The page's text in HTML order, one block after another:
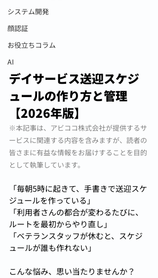
システム開発
顔認証
お役立ちコラム
AI
デイサービス送迎スケジ
ュールの作り方と管理
【2026年版】
※本記事は、アビココ株式会社が提供するサ
ービスに関連する内容を含みますが、読者の
皆さまに有益な情報をお届けすることを目的
として執筆しています。
「毎朝5時に起きて、手書きで送迎スケ
ジュールを作っている」
「利用者さんの都合が変わるたびに、
ルートを最初からやり直し」
「ベテランスタッフが休むと、スケジ
ュールが誰も作れない」
こんな悩み、思い当たりませんか？